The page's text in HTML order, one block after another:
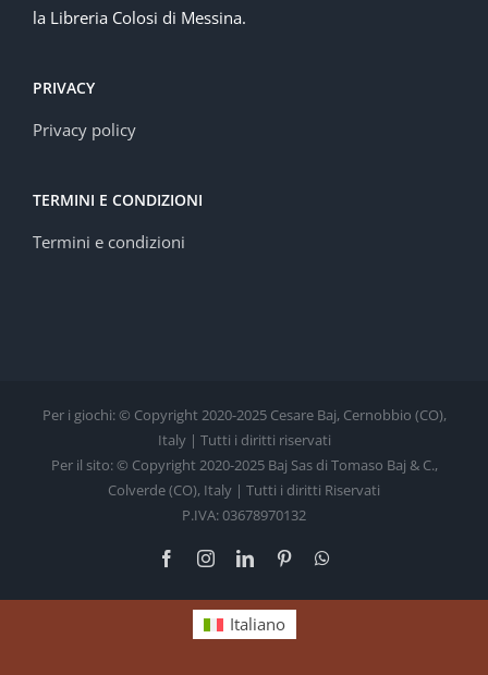
la Libreria Colosi di Messina.
PRIVACY
Privacy policy
TERMINI E CONDIZIONI
Termini e condizioni
Per i giochi: © Copyright 2020-2025 Cesare Baj, Cernobbio (CO),
Italy | Tutti i diritti riservati
Per il sito: © Copyright 2020-2025 Baj Sas di Tomaso Baj & C.,
Colverde (CO), Italy | Tutti i diritti Riservati
P.IVA: 03678970132
FacebookInstagramLinkedInPinterest
Italiano